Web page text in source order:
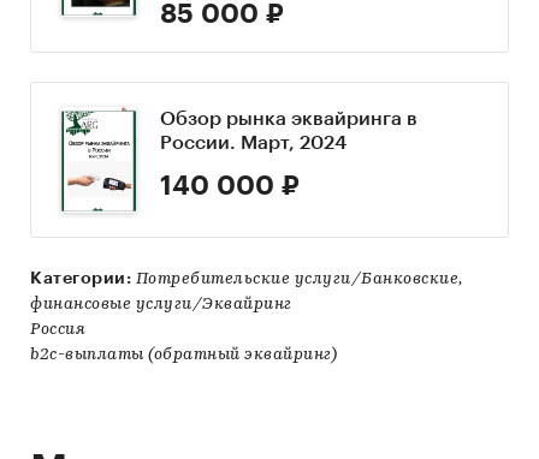
85 000 ₽
Обзор рынка эквайринга в
России. Март, 2024
140 000 ₽
Категории: Потребительские услуги/Банковские,
финансовые услуги/Эквайринг
Россия
b2c-выплаты (обратный эквайринг)